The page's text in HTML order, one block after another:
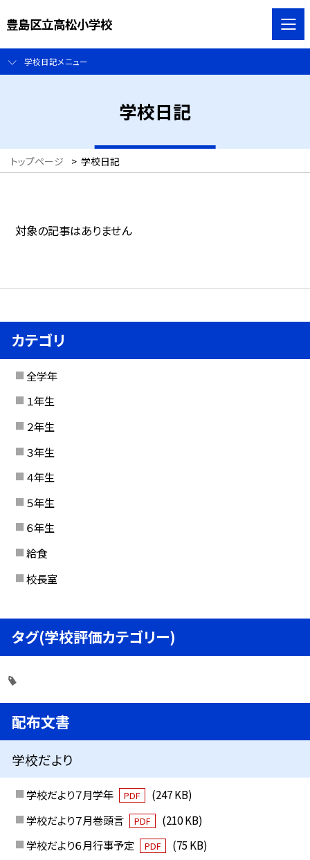
豊島区立高松小学校
学校日記メニュー
学校日記
トップページ > 学校日記
対象の記事はありません
カテゴリ
全学年
１年生
２年生
３年生
４年生
５年生
６年生
給食
校長室
タグ(学校評価カテゴリー)
配布文書
学校だより
学校だより７月学年 PDF
(247 KB)
学校だより７月巻頭言
PDF
(210 KB)
学校だより６月行事予定
PDF
(75 KB)